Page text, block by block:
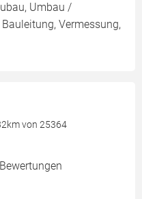
Umbau /
Vermessung,
von 25364